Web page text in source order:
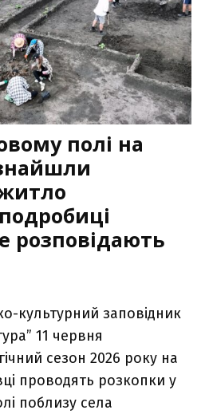
полі на
розповідають
культурний заповідник
11 червня
сезон 2026 року на
проводять розкопки у
поблизу села